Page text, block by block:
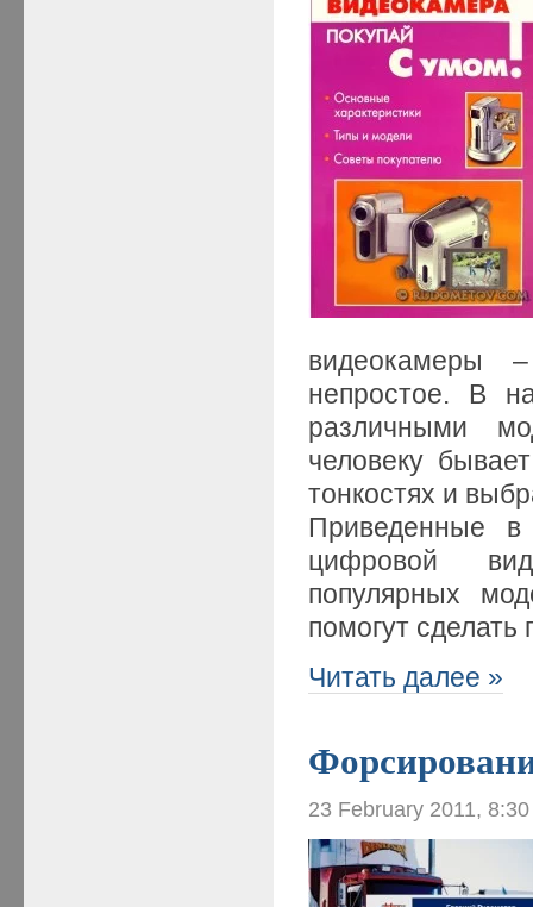
видеокамеры
непростое. В
различными
человеку
тонкостях и
Приведенные в
цифровой
популярных
помогут
Читать далее »
23 February 2011,